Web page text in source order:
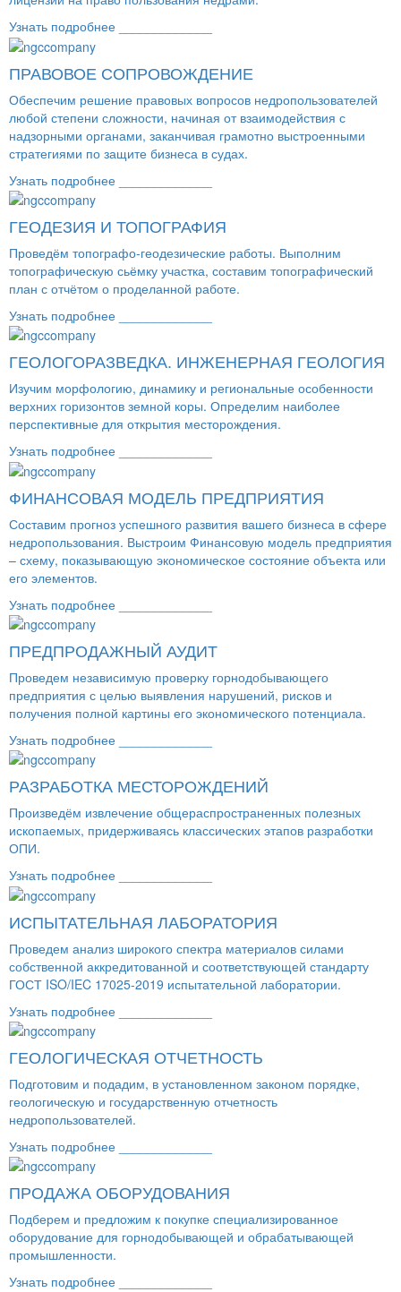
Узнать подробнее _____________
ПРАВОВОЕ СОПРОВОЖДЕНИЕ
Обеспечим решение правовых вопросов недропользователей
любой степени сложности, начиная от взаимодействия с
надзорными органами, заканчивая грамотно выстроенными
стратегиями по защите бизнеса в судах.
Узнать подробнее _____________
ГЕОДЕЗИЯ И ТОПОГРАФИЯ
Проведём топографо-геодезические работы. Выполним
топографическую сьёмку участка, составим топографический
план с отчётом о проделанной работе.
Узнать подробнее _____________
ГЕОЛОГОРАЗВЕДКА. ИНЖЕНЕРНАЯ ГЕОЛОГИЯ
Изучим морфологию, динамику и региональные особенности
верхних горизонтов земной коры. Определим наиболее
перспективные для открытия месторождения.
Узнать подробнее _____________
ФИНАНСОВАЯ МОДЕЛЬ ПРЕДПРИЯТИЯ
Составим прогноз успешного развития вашего бизнеса в сфере
недропользования. Выстроим Финансовую модель предприятия
– схему, показывающую экономическое состояние объекта или
его элементов.
Узнать подробнее _____________
ПРЕДПРОДАЖНЫЙ АУДИТ
Проведем независимую проверку горнодобывающего
предприятия с целью выявления нарушений, рисков и
получения полной картины его экономического потенциала.
Узнать подробнее _____________
РАЗРАБОТКА МЕСТОРОЖДЕНИЙ
Произведём извлечение общераспространенных полезных
ископаемых, придерживаясь классических этапов разработки
ОПИ.
Узнать подробнее _____________
ИСПЫТАТЕЛЬНАЯ ЛАБОРАТОРИЯ
Проведем анализ широкого спектра материалов силами
собственной аккредитованной и соответствующей стандарту
ГОСТ ISO/IEC 17025-2019 испытательной лаборатории.
Узнать подробнее _____________
ГЕОЛОГИЧЕСКАЯ ОТЧЕТНОСТЬ
Подготовим и подадим, в установленном законом порядке,
геологическую и государственную отчетность
недропользователей.
Узнать подробнее _____________
ПРОДАЖА ОБОРУДОВАНИЯ
Подберем и предложим к покупке специализированное
оборудование для горнодобывающей и обрабатывающей
промышленности.
Узнать подробнее _____________